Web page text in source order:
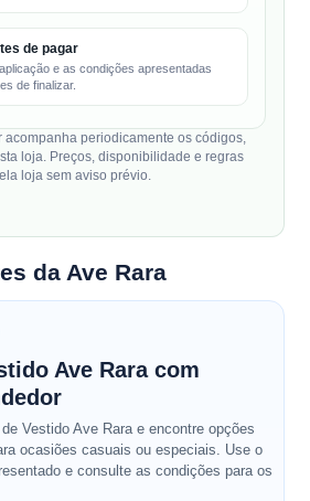
de pagar
e as condições apresentadas
de finalizar.
periodicamente os códigos,
loja. Preços, disponibilidade e regras
loja sem aviso prévio.
da Ave Rara
Ave Rara com
Vestido Ave Rara e encontre opções
ocasiões casuais ou especiais. Use o
e consulte as condições para os